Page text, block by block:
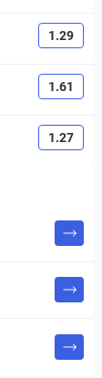
1.29
1.61
1.27